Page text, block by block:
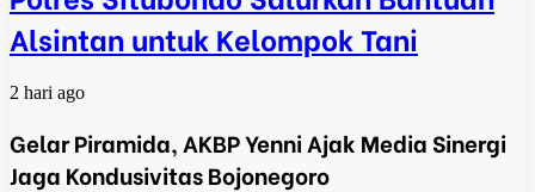
Alsintan untuk Kelompok Tani
2 hari ago
Gelar Piramida, AKBP Yenni Ajak Media Sinergi
Jaga Kondusivitas Bojonegoro